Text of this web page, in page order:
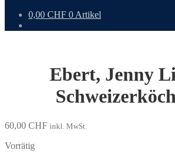
0,00 CHF 0 Artikel
Ebert, Jenny
60,00 CHF inkl. MwSt.
Vorrätig